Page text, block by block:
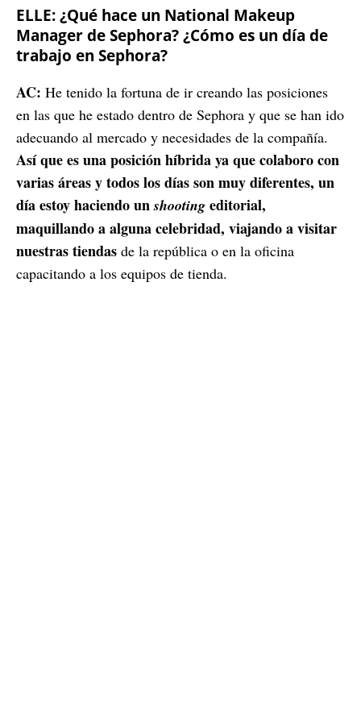
ELLE: ¿Qué hace un National Makeup
Manager de Sephora? ¿Cómo es un día de
trabajo en Sephora?
AC: He tenido la fortuna de ir creando las posiciones
en las que he estado dentro de Sephora y que se han ido
adecuando al mercado y necesidades de la compañía.
Así que es una posición híbrida ya que colaboro con
varias áreas y todos los días son muy diferentes, un
día estoy haciendo unshooting editorial,
maquillando a alguna celebridad, viajando a visitar
nuestras tiendas de la república o en la oficina
capacitando a los equipos de tienda.